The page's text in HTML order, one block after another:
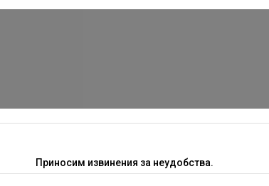
Приносим извинения за неудобства.